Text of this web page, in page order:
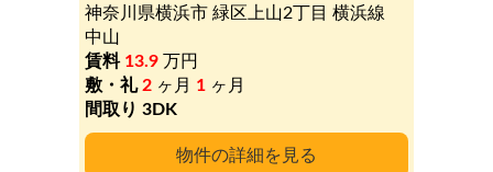
詳細
神奈川県横浜市 緑区上山2丁目 横浜線
中山
13.9 万円
2 ヶ月 1 ヶ月
3DK